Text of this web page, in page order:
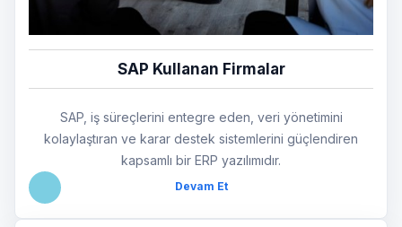
SAP Kullanan Firmalar
SAP, iş süreçlerini entegre eden, veri yönetimini
kolaylaştıran ve karar destek sistemlerini güçlendiren
kapsamlı bir ERP yazılımıdır.
Devam Et